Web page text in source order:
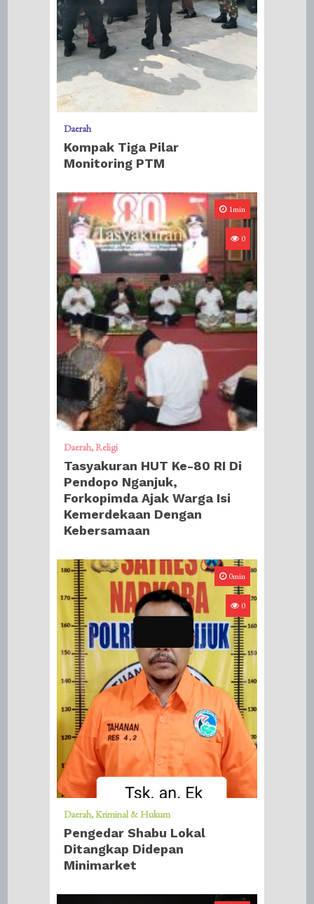
Daerah
Kompak Tiga Pilar
Monitoring PTM
1min
0
Daerah Religi
Tasyakuran HUT Ke-80 RI Di
Pendopo Nganjuk,
Forkopimda Ajak Warga Isi
Kemerdekaan Dengan
Kebersamaan
0min
0
Daerah Kriminal & Hukum
Pengedar Shabu Lokal
Ditangkap Didepan
Minimarket